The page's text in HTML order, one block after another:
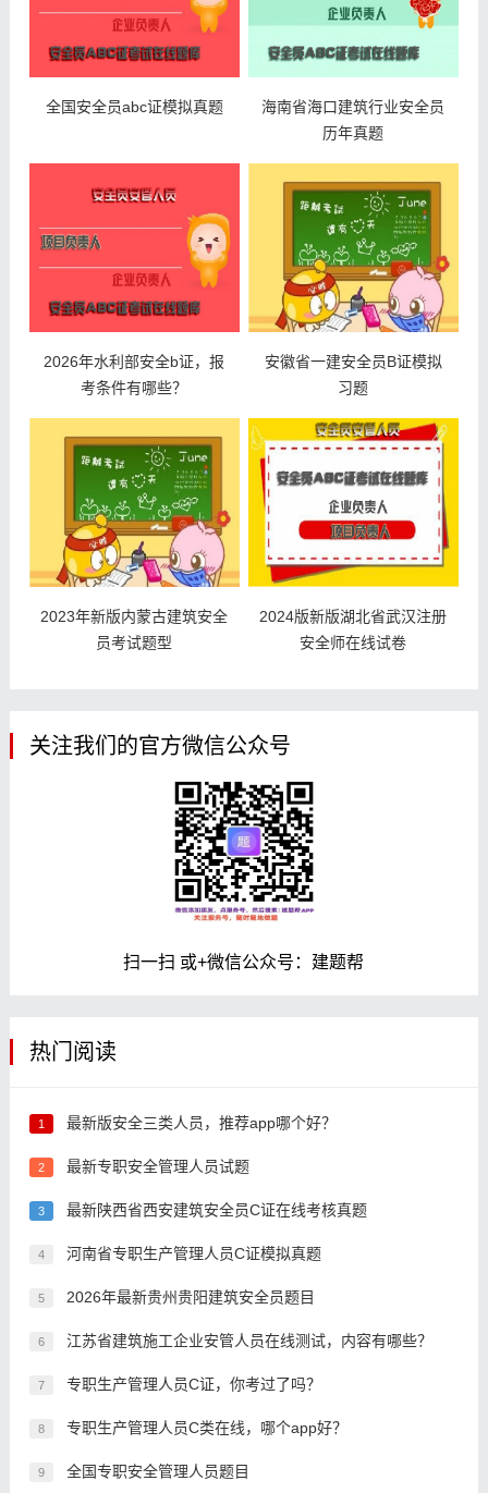
全国安全员abc证模拟真题
海南省海口建筑行业安全员
历年真题
2026年水利部安全b证，报
考条件有哪些？
安徽省一建安全员B证模拟
习题
2023年新版内蒙古建筑安全
员考试题型
2024版新版湖北省武汉注册
安全师在线试卷
关注我们的官方微信公众号
扫一扫 或+微信公众号：建题帮
热门阅读
1 最新版安全三类人员，推荐app哪个好？
2 最新专职安全管理人员试题
3 最新陕西省西安建筑安全员C证在线考核真题
4 河南省专职生产管理人员C证模拟真题
5 2026年最新贵州贵阳建筑安全员题目
6 江苏省建筑施工企业安管人员在线测试，内容有哪些？
7 专职生产管理人员C证，你考过了吗？
8 专职生产管理人员C类在线，哪个app好？
9 全国专职安全管理人员题目